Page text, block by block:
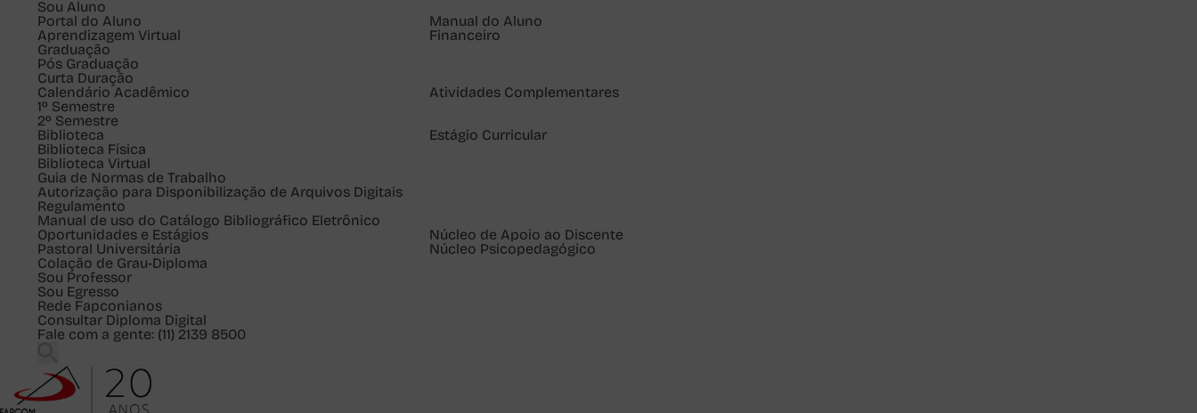
Sou Aluno
Portal do Aluno
Manual do Aluno
Aprendizagem Virtual
Graduação
Pós Graduação
Curta Duração
Financeiro
Calendário Acadêmico
1º Semestre
2º Semestre
Atividades Complementares
Biblioteca
Biblioteca Física
Biblioteca Virtual
Guia de Normas de Trabalho
Autorização para Disponibilização de Arquivos Digitais
Regulamento
Manual de uso do Catálogo Bibliográfico Eletrônico
Estágio Curricular
Oportunidades e Estágios
Núcleo de Apoio ao Discente
Pastoral Universitária
Núcleo Psicopedagógico
Colação de Grau-Diploma
Sou Professor
Sou Egresso
Rede Fapconianos
Consultar Diploma Digital
Fale com a gente: (11) 2139 8500